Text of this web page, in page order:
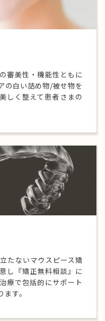
審美性・機能性ともに
の白い詰め物/被せ物を
しく整えて患者さまの
たないマウスピース矯
し『矯正無料相談』に
療で包括的にサポート
す。